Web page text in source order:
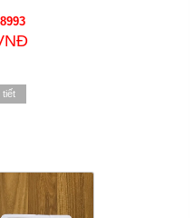
tiết